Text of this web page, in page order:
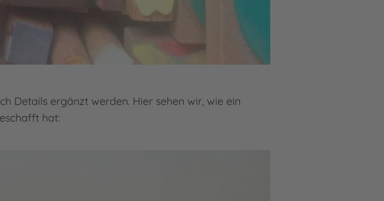
Details ergänzt werden. Hier sehen wir, wie ein
hat: